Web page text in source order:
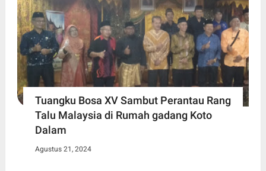
Tuangku Bosa XV Sambut Perantau Rang
Talu Malaysia di Rumah gadang Koto
Dalam
Agustus 21, 2024